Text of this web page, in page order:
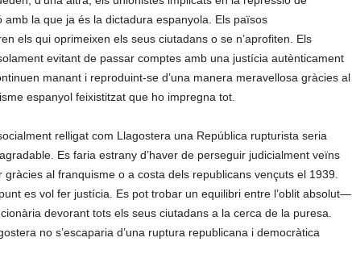
amb la que ja és la dictadura espanyola. Els països
els qui oprimeixen els seus ciutadans o se n’aprofiten. Els
evitant de passar comptes amb una justícia autènticament
manant i reproduint-se d’una manera meravellosa gràcies al
espanyol feixistitzat que ho impregna tot.
relligat com Llagostera una República rupturista seria
Es faria estrany d’haver de perseguir judicialment veïns
al franquisme o a costa dels republicans vençuts el 1939.
es vol fer justícia. Es pot trobar un equilibri entre l’oblit absolut—
devorant tots els seus ciutadans a la cerca de la puresa.
no s’escaparia d’una ruptura republicana i democràtica